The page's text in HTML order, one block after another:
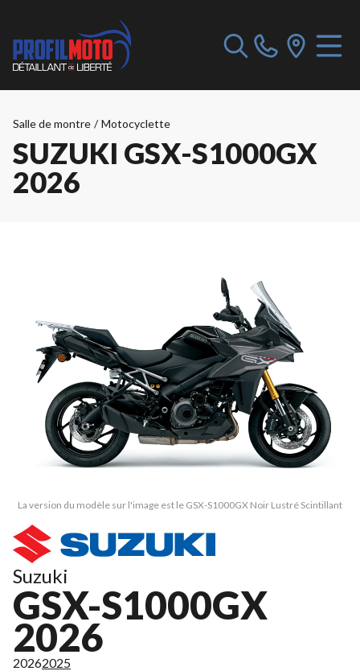
Salle de montre / Motocyclette
SUZUKI GSX-S1000GX
2026
La version du modèle sur l'image est le GSX-S1000GX Noir Lustré Scintillant
Suzuki
GSX-S1000GX
2026
20262025